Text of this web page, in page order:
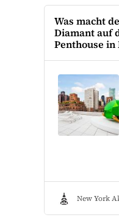
Was macht
Diamant auf
Penthouse in
New York